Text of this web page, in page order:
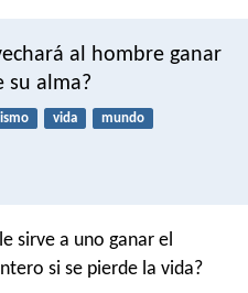
al hombre ganar
su alma?
vida mundo
sirve a uno ganar el
si se pierde la vida?